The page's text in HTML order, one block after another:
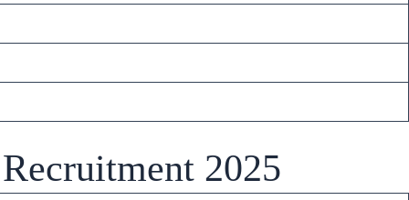
2025